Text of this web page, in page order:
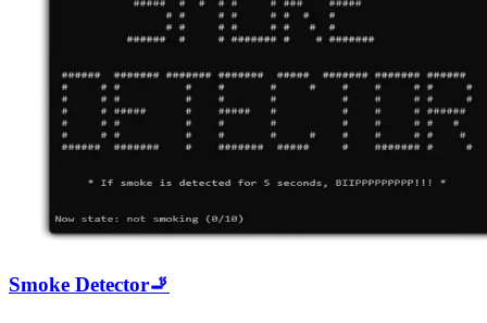
Smoke Detector🚬